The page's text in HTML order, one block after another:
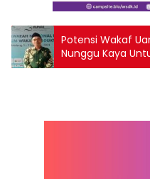
Potensi Wakaf
Nunggu Kaya